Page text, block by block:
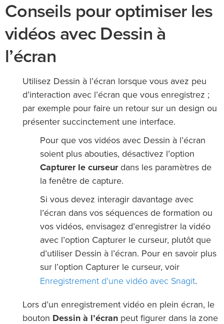
Conseils pour optimiser les
vidéos avec Dessin à
l’écran
Utilisez Dessin à l’écran lorsque vous avez peu
d’interaction avec l’écran que vous enregistrez ;
par exemple pour faire un retour sur un design ou
présenter succinctement une interface.
Pour que vos vidéos avec Dessin à l’écran
soient plus abouties, désactivez l’option
Capturer le curseurdans les paramètres de
la fenêtre de capture.
Si vous devez interagir davantage avec
l’écran dans vos séquences de formation ou
vos vidéos, envisagez d’enregistrer la vidéo
avec l’option Capturer le curseur, plutôt que
d’utiliser Dessin à l’écran. Pour en savoir plus
sur l’option Capturer le curseur, voir
Enregistrement d’une vidéo avec Snagit.
Lors d’un enregistrement vidéo en plein écran, le
bouton Dessin à l’écran peut figurer dans la zone